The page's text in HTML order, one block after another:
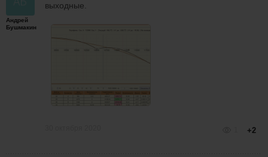
Андрей
Бушмакин
выходные.
+2